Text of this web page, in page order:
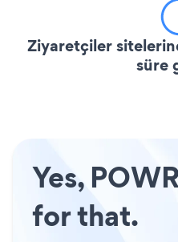
Ziyaretçiler
süre
Yes,
for that.